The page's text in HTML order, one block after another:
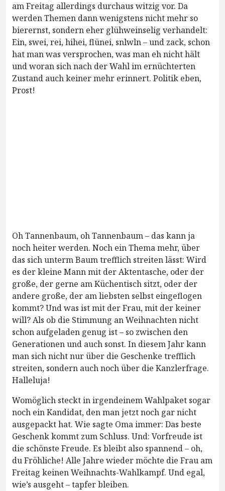
am Freitag allerdings durchaus witzig vor. Da
werden Themen dann wenigstens nicht mehr so
bierernst, sondern eher glühweinselig verhandelt:
Ein, swei, rei, hihei, flünei, snlwln – und zack, schon
hat man was versprochen, was man eh nicht hält
und woran sich nach der Wahl im ernüchterten
Zustand auch keiner mehr erinnert. Politik eben,
Prost!
Oh Tannenbaum, oh Tannenbaum – das kann ja
noch heiter werden. Noch ein Thema mehr, über
das sich unterm Baum trefflich streiten lässt: Wird
es der kleine Mann mit der Aktentasche, oder der
große, der gerne am Küchentisch sitzt, oder der
andere große, der am liebsten selbst eingeflogen
kommt? Und was ist mit der Frau, mit der keiner
will? Als ob die Stimmung an Weihnachten nicht
schon aufgeladen genug ist – so zwischen den
Generationen und auch sonst. In diesem Jahr kann
man sich nicht nur über die Geschenke trefflich
streiten, sondern auch noch über die Kanzlerfrage.
Halleluja!
Womöglich steckt in irgendeinem Wahlpaket sogar
noch ein Kandidat, den man jetzt noch gar nicht
ausgepackt hat. Wie sagte Oma immer: Das beste
Geschenk kommt zum Schluss. Und: Vorfreude ist
die schönste Freude. Es bleibt also spannend – oh,
du Fröhliche! Alle Jahre wieder möchte die Frau am
Freitag keinen Weihnachts-Wahlkampf. Und egal,
wie’s ausgeht – tapfer bleiben.